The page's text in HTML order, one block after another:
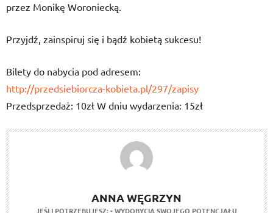
przez Monikę Woroniecką.
Przyjdź, zainspiruj się i bądź kobietą sukcesu!
Bilety do nabycia pod adresem:
http://przedsiebiorcza-kobieta.pl/297/zapisy
Przedsprzedaż: 10zł W dniu wydarzenia: 15zł
ANNA WĘGRZYN
JEŚLI POTRZEBUJESZ:- WYDOBYCIA SWOJEGO POTENCJAŁU